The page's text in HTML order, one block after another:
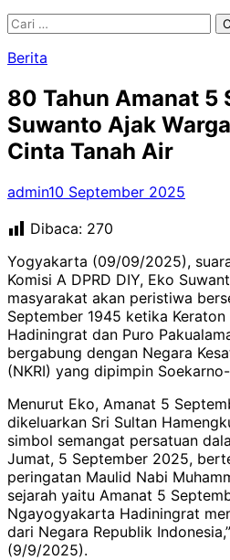
Cari
Berita
80 Tahun Amanat 5
Suwanto Ajak
Cinta Tanah Air
admin10 September 2025
Dibaca: 270
Yogyakarta (09/09/2025),
Komisi A DPRD DIY, Eko
masyarakat akan peristiwa
September 1945 ketika
Hadiningrat dan Puro
bergabung dengan Negara
(NKRI) yang dipimpin
Menurut Eko, Amanat 5
dikeluarkan Sri Sultan
simbol semangat persatuan
Jumat, 5 September 2025,
peringatan Maulid Nabi
sejarah yaitu Amanat 5
Ngayogyakarta Hadiningrat
dari Negara Republik
(9/9/2025).